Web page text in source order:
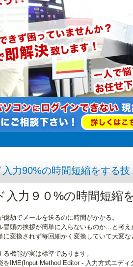
力90%の時間短縮をする技
入力９０%の時間短縮
億劫でメールを送るのに時間がかかる。
冒頭の挨拶が簡単に入らないものか…と考え
に変換されず毎回細かく変換していて大変
る機能が実は標準であります。
をIME(Input Method Editor - 入力方式エディ